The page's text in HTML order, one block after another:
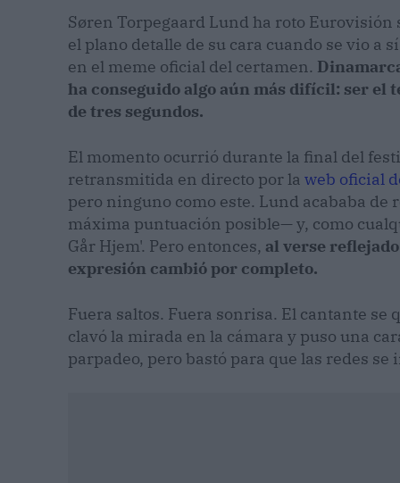
Søren Torpegaard Lund ha roto
el plano detalle de su cara cuando se vio a
en el meme oficial del certamen.
ha conseguido algo aún más difícil: ser el
de tres segundos.
El momento ocurrió durante la final del
retransmitida en directo por la web oficial
pero ninguno como este. Lund acababa
máxima puntuación posible— y, como
Går Hjem'. Pero entonces, al verse
expresión cambió por completo.
Fuera saltos. Fuera sonrisa. El cantante se
clavó la mirada en la cámara y puso una
parpadeo, pero bastó para que las redes se